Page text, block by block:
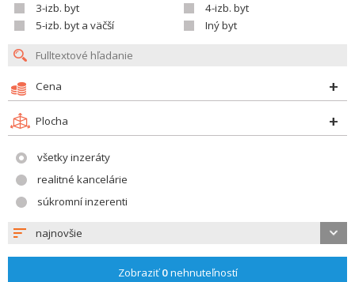
3-izb. byt
4-izb. byt
5-izb. byt a väčší
Iný byt
Cena
Plocha
všetky inzeráty
realitné kancelárie
súkromní inzerenti
najnovšie
Zobraziť0nehnuteľností